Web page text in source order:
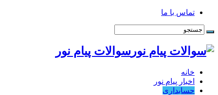
تماس با ما
سوالات پیام نور
خانه
اخبار پیام نور
حسابداری